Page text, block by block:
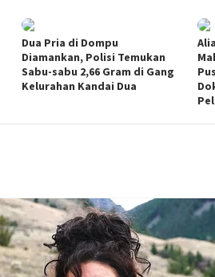
Dua Pria di Dompu
Diamankan, Polisi Temukan
Sabu-sabu 2,66 Gram di Gang
Kelurahan Kandai Dua